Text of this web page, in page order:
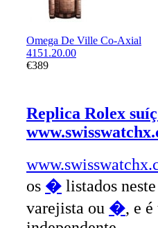
Omega De Ville Co-Axial
4151.20.00
€389
Replica Rolex
os � listados
varejista ou �, e